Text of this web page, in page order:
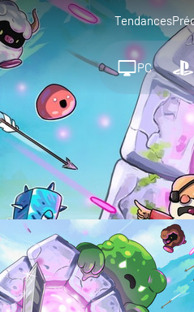
Tendances
PC